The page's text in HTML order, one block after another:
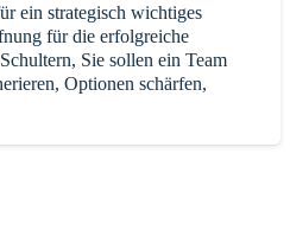
ein strategisch wichtiges
für die erfolgreiche
Sie sollen ein Team
Optionen schärfen,